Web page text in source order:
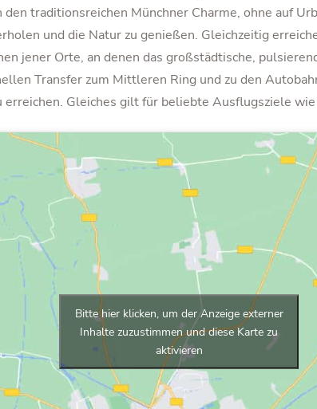
traditionsreichen Münchner Charme, ohne auf
und die Natur zu genießen. Gleichzeitig
jener Orte, an denen das großstädtische,
Transfer zum Mittleren Ring und zu den
Gleiches gilt für beliebte Ausflugsziele
Bitte hier klicken, um der Anzeige externer
Inhalte zuzustimmen und diese Karte zu
aktivieren